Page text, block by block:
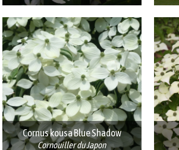
Cornus kousa Blue Shadow
Cornouiller du Japon